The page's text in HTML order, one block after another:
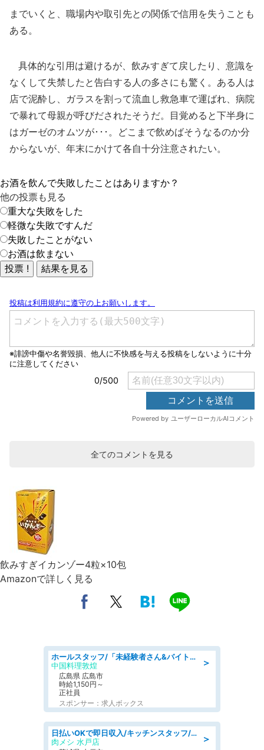
までいくと、職場内や取引先との関係で信用を失うことも
ある。
具体的な引用は避けるが、飲みすぎて戻したり、意識を
なくして失禁したと告白する人の多さにも驚く。ある人は
店で泥酔し、ガラスを割って流血し救急車で運ばれ、病院
で暴れて母親が呼びだされたそうだ。目覚めると下半身に
はガーゼのオムツが･･･。どこまで飲めばそうなるのか分
からないが、年末にかけて各自十分注意されたい。
お酒を飲んで失敗したことはありますか？
他の投票も見る
重大な失敗をした
軽微な失敗ですんだ
失敗したことがない
お酒は飲まない
全てのコメントを見る
飲みすぎイカンゾー4粒×10包
Amazonで詳しく見る
＞
ホールスタッフ/「未経験者さん&バイトデビューも大歓迎」残業ほぼなし×1日3時間〜勤務OK!フォロー体制も充実/広島県/広島市南区
中国料理敦煌
広島県 広島市
時給1,150円～
正社員
スポンサー：求人ボックス
＞
日払いOKで即日収入/キッチンスタッフ/「原付免許必須」デリバリー業務など、自己成長可能な幅広い仕事に挑戦!髪型自由&ピアス・ネイルOK/茨城県/水戸市
肉メシ 水戸店